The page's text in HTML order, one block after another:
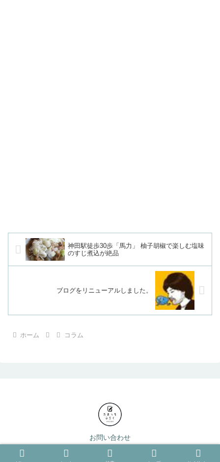
神田駅徒歩30歩「馬力」 柚子胡椒で楽しむ塩味
のすじ煮込が絶品
ブログをリニューアルしました。
ホーム コラム
お問い合わせ
© 2005-2026 たのっち.